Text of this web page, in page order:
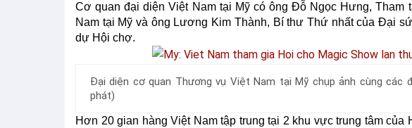
Cơ quan đại diện Việt Nam tại Mỹ có ông Đỗ Ngọc Hưng,
Nam tại Mỹ và ông Lương Kim Thành, Bí thư Thứ nhất của Đại
dự Hội chợ.
Đại diện cơ quan Thương vụ Việt Nam tại Mỹ chụp ảnh cùng các
phát)
Hơn 20 gian hàng Việt Nam tập trung tại 2 khu vực trung tâm